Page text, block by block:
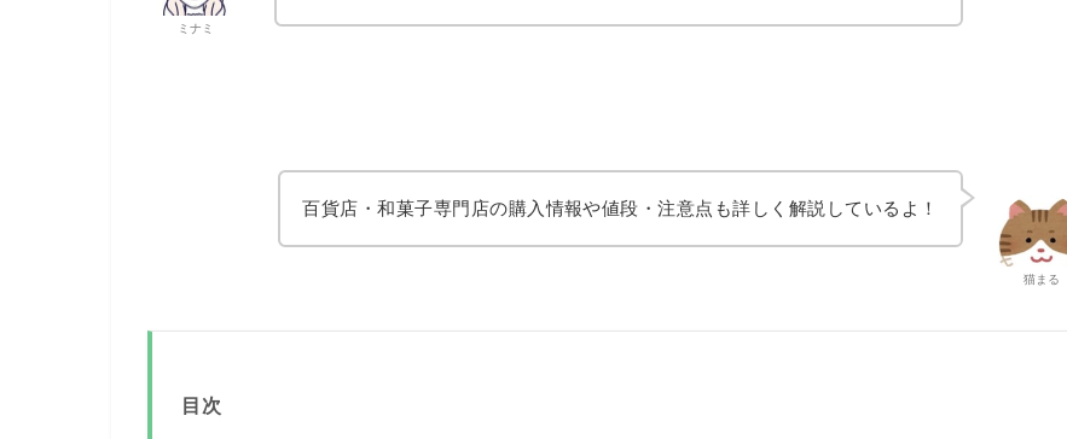
ミナミ
猫まる
百貨店・和菓子専門店の購入情報や値段・注意点も詳しく解説しているよ！
目次